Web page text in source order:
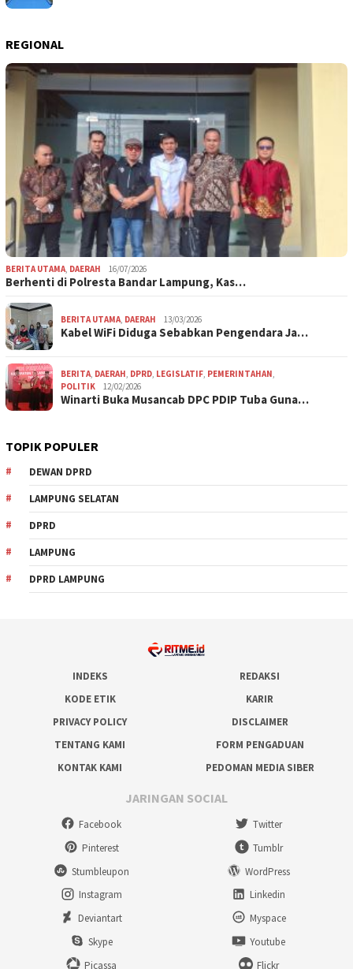
REGIONAL
BERITA UTAMA, DAERAH 16/07/2026
Berhenti di Polresta Bandar Lampung, Kas…
BERITA UTAMA, DAERAH 13/03/2026
Kabel WiFi Diduga Sebabkan Pengendara Ja…
BERITA, DAERAH, DPRD, LEGISLATIF, PEMERINTAHAN,
POLITIK
12/02/2026
Winarti Buka Musancab DPC PDIP Tuba Guna…
TOPIK POPULER
DEWAN DPRD
LAMPUNG SELATAN
DPRD
LAMPUNG
DPRD LAMPUNG
INDEKS
REDAKSI
KODE ETIK
KARIR
PRIVACY POLICY
DISCLAIMER
TENTANG KAMI
FORM PENGADUAN
KONTAK KAMI
PEDOMAN MEDIA SIBER
JARINGAN SOCIAL
Facebook
Twitter
Pinterest
Tumblr
Stumbleupon
WordPress
Instagram
Linkedin
Deviantart
Myspace
Skype
Youtube
Picassa
Flickr